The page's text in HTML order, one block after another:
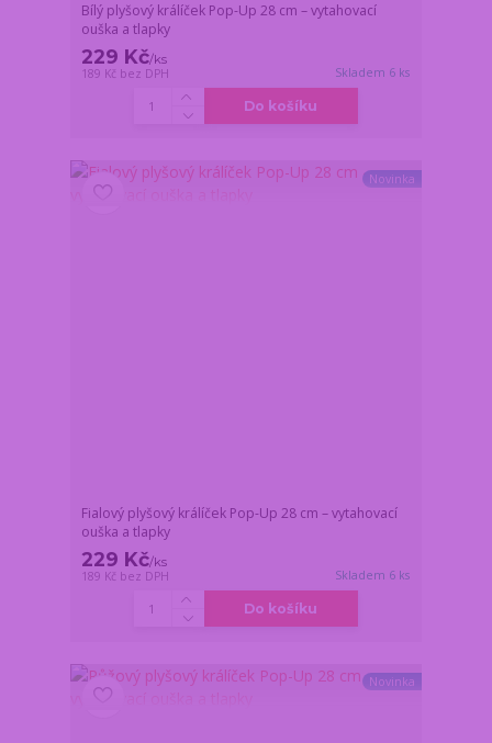
Bílý plyšový králíček Pop-Up 28 cm – vytahovací
ouška a tlapky
229 Kč/ks
189 Kč bez DPH Skladem 6 ks
Do košíku
Novinka
Fialový plyšový králíček Pop-Up 28 cm – vytahovací
ouška a tlapky
229 Kč/ks
189 Kč bez DPH Skladem 6 ks
Do košíku
Novinka